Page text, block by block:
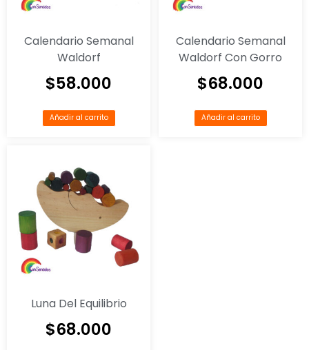
Calendario Semanal
Waldorf
$58.000
Añadir al carrito
Calendario Semanal
Waldorf Con Gorro
$68.000
Añadir al carrito
Luna Del Equilibrio
$68.000